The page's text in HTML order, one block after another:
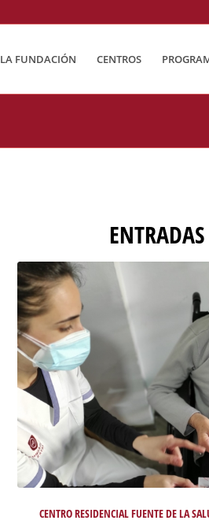
LA FUNDACIÓN CENTROS
ENTRADAS
CENTRO RESIDENCIAL FUENTE DE LA